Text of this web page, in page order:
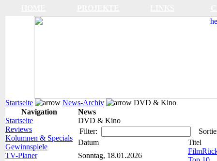
Startseite News-Archiv
DVD & Kino
Navigation
Startseite
Reviews
Kolumnen & Specials
Gewinnspiele
TV-Planer
News
DVD & Kino
Filter:
Datum
Titel
Sonntag, 18.01.2026